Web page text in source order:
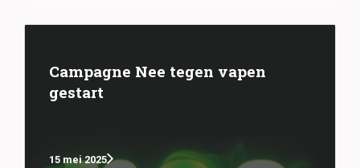
Campagne Nee tegen vapen
gestart
15 mei 2025